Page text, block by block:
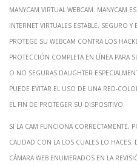
ManyCam Virtual Webcam.
internet virtuales estable, seguro y
protege su webcam contra los
protección completa en línea para
o no seguras daughter
puede evitar el uso de una red-
el fin de proteger su dispositivo.
Si la cam funciona correctamente,
calidad con la los cuales lo haces.
cámara web enumerados en la